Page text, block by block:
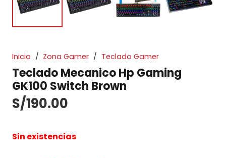
Inicio / Zona Gamer / Teclado Gamer
Teclado Mecanico Hp Gaming
GK100 Switch Brown
S/190.00
Sin existencias